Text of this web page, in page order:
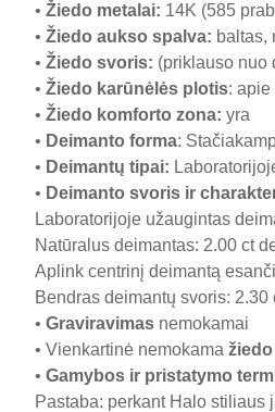
• Žiedo metalai: 14K (585
• Žiedo aukso spalva: baltas,
• Žiedo svoris: (priklauso nuo
• Žiedo karūnėlės plotis: apie
• Žiedo komforto zona: yra
• Deimanto forma:
• Deimantų tipai:
• Deimanto svoris ir
Laboratorijoje užaugintas
Natūralus deimantas: 2.00 ct
Aplink centrinį deimantą
Bendras deimantų svoris: 2.30
• Graviravimas nemokamai
• Vienkartinė nemokama
• Gamybos ir pristatymo
Pastaba: perkant Halo stiliaus